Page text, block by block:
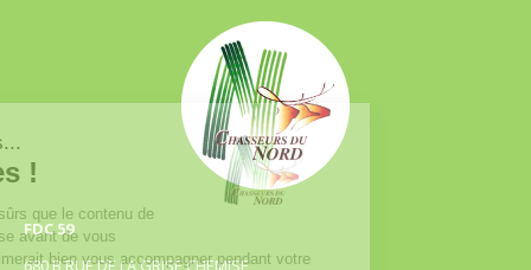
FDC 59
680 B RUE DE LA GRISE CHEMISE